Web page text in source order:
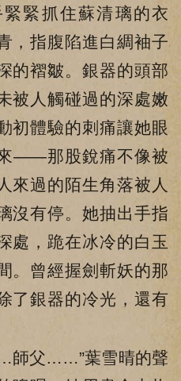
緊抓住蘇清璃的衣
，指腹陷進白綢袖子
的褶皺。銀器的頭部
被人觸碰過的深處嫩
初體驗的刺痛讓她眼
——那股銳痛不像被
來過的陌生角落被人
沒有停。她抽出手指
處，跪在冰冷的白玉
。曾經握劍斬妖的那
了銀器的冷光，還有
父……”葉雪晴的聲